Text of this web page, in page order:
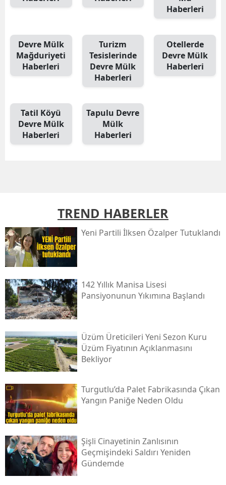
Haberleri
Devre Mülk
Mağduriyeti
Haberleri
Turizm
Tesislerinde
Devre Mülk
Haberleri
Otellerde
Devre Mülk
Haberleri
Tatil Köyü
Devre Mülk
Haberleri
Tapulu Devre
Mülk
Haberleri
TREND HABERLER
Yeni̇ Partili İlksen Özalper Tutuklandı
142 Yıllık Manisa Lisesi
Pansiyonunun Yıkımına Başlandı
Üzüm Üreticileri Yeni Sezon Kuru
Üzüm Fiyatının Açıklanmasını
Bekliyor
Turgutlu’da Palet Fabrikasında Çıkan
Yangın Paniğe Neden Oldu
Şişli Cinayetinin Zanlısının
Geçmişindeki Saldırı Yeniden
Gündemde